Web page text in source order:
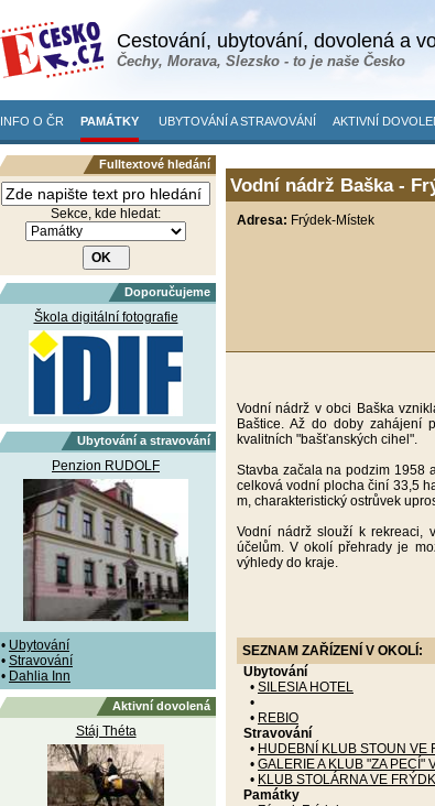
Cestování, ubytování, dovolená a
Čechy, Morava, Slezsko - to je naše Česko
INFO O ČR PAMÁTKY UBYTOVÁNÍ A STRAVOVÁNÍ AKTIVNÍ
Fulltextové hledání
Sekce, kde hledat:
Doporučujeme
Škola digitální fotografie
Ubytování a stravování
Penzion RUDOLF
• Ubytování
• Stravování
• Dahlia Inn
Aktivní dovolená
Stáj Théta
Vodní nádrž Baška -
Adresa: Frýdek-Místek
Vodní nádrž v obci Baška
Baštice. Až do doby zahájení
kvalitních "bašťanských cihel".
Stavba začala na podzim 1958
celková vodní plocha činí 33,5
m, charakteristický ostrůvek
Vodní nádrž slouží k rekreaci,
účelům. V okolí přehrady je
výhledy do kraje.
SEZNAM ZAŘÍZENÍ V OKOLÍ:
Ubytování
• SILESIA HOTEL
•
• REBIO
Stravování
• HUDEBNÍ KLUB STOUN VE
• GALERIE A KLUB "ZA PECÍ"
• KLUB STOLÁRNA VE
Památky